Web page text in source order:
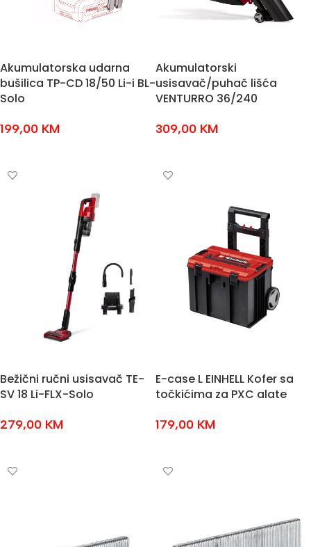
Akumulatorska udarna
bušilica TP-CD 18/50 Li-i BL-
Solo
199,00 KM
Akumulatorski
usisavač/puhač lišća
VENTURRO 36/240
309,00 KM
Bežični ručni usisavač TE-
SV 18 Li-FLX-Solo
279,00 KM
E-case L EINHELL Kofer sa
točkićima za PXC alate
179,00 KM